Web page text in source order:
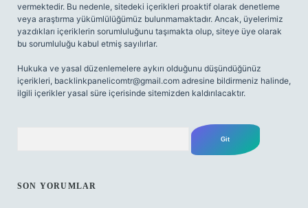
vermektedir. Bu nedenle, sitedeki içerikleri proaktif olarak denetleme
veya araştırma yükümlülüğümüz bulunmamaktadır. Ancak, üyelerimiz
yazdıkları içeriklerin sorumluluğunu taşımakta olup, siteye üye olarak
bu sorumluluğu kabul etmiş sayılırlar.
Hukuka ve yasal düzenlemelere aykırı olduğunu düşündüğünüz
içerikleri, backlinkpanelicomtr@gmail.com adresine bildirmeniz halinde,
ilgili içerikler yasal süre içerisinde sitemizden kaldırılacaktır.
SON YORUMLAR